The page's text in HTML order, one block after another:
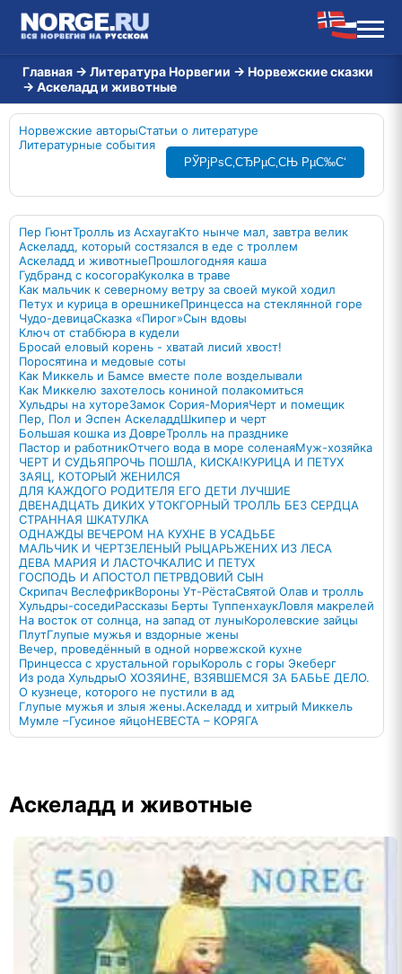
Главная → Литература Норвегии → Норвежские сказки
→ Аскеладд и животные
Норвежские авторыСтатьи о литературе
Литературные события
РЎРјРѕС‚СЂРµС‚СЊ РµС‰С‘
Пер ГюнтТролль из АсхаугаКто нынче мал, завтра велик
Аскеладд, который состязался в еде с троллем
Аскеладд и животныеПрошлогодняя каша
Гудбранд с косогораКуколка в траве
Как мальчик к северному ветру за своей мукой ходил
Петух и курица в орешникеПринцесса на стеклянной горе
Чудо-девицаСказка «Пирог»Сын вдовы
Ключ от стаббюра в кудели
Бросай еловый корень - хватай лисий хвост!
Поросятина и медовые соты
Как Миккель и Бамсе вместе поле возделывали
Как Миккелю захотелось кониной полакомиться
Хульдры на хутореЗамок Сория-МорияЧерт и помещик
Пер, Пол и Эспен АскеладдШкипер и черт
Большая кошка из ДовреТролль на празднике
Пастор и работникОтчего вода в море соленаяМуж-хозяйка
ЧЕРТ И СУДЬЯПРОЧЬ ПОШЛА, КИСКА!КУРИЦА И ПЕТУХ
ЗАЯЦ, КОТОРЫЙ ЖЕНИЛСЯ
ДЛЯ КАЖДОГО РОДИТЕЛЯ ЕГО ДЕТИ ЛУЧШИЕ
ДВЕНАДЦАТЬ ДИКИХ УТОКГОРНЫЙ ТРОЛЛЬ БЕЗ СЕРДЦА
СТРАННАЯ ШКАТУЛКА
ОДНАЖДЫ ВЕЧЕРОМ НА КУХНЕ В УСАДЬБЕ
МАЛЬЧИК И ЧЕРТЗЕЛЕНЫЙ РЫЦАРЬЖЕНИХ ИЗ ЛЕСА
ДЕВА МАРИЯ И ЛАСТОЧКАЛИС И ПЕТУХ
ГОСПОДЬ И АПОСТОЛ ПЕТРВДОВИЙ СЫН
Скрипач ВеслефрикВороны Ут-РёстаСвятой Олав и тролль
Хульдры-соседиРассказы Берты ТуппенхаукЛовля макрелей
На восток от солнца, на запад от луныКоролевские зайцы
ПлутГлупые мужья и вздорные жены
Вечер, проведённый в одной норвежской кухне
Принцесса с хрустальной горыКороль с горы Экеберг
Из рода ХульдрыО ХОЗЯИНЕ, ВЗЯВШЕМСЯ ЗА БАБЬЕ ДЕЛО.
О кузнеце, которого не пустили в ад
Глупые мужья и злыя жены.Аскеладд и хитрый Миккель
Мумле –Гусиное яйцоНЕВЕСТА – КОРЯГА
Аскеладд и животные